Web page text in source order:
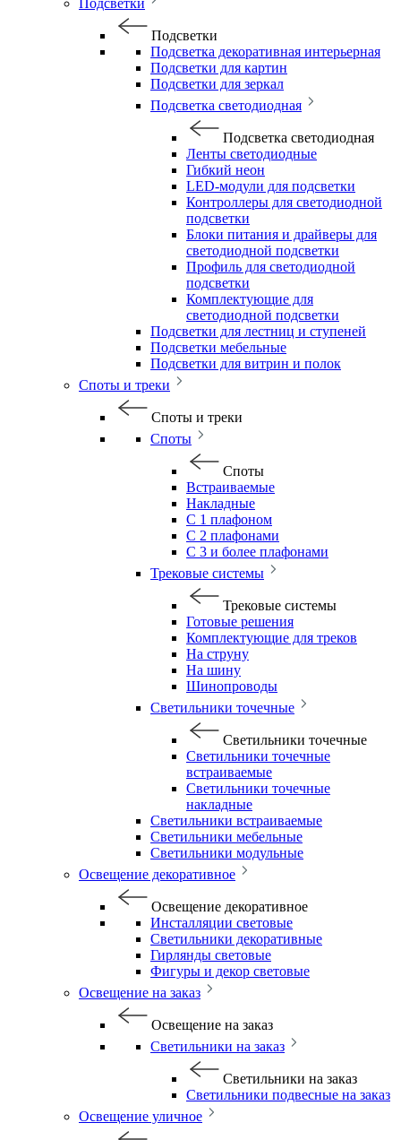
Подсветки
Подсветки
Подсветка декоративная интерьерная
Подсветки для картин
Подсветки для зеркал
Подсветка светодиодная
Подсветка светодиодная
Ленты светодиодные
Гибкий неон
LED-модули для подсветки
Контроллеры для светодиодной
подсветки
Блоки питания и драйверы для
светодиодной подсветки
Профиль для светодиодной
подсветки
Комплектующие для
светодиодной подсветки
Подсветки для лестниц и ступеней
Подсветки мебельные
Подсветки для витрин и полок
Споты и треки
Споты и треки
Споты
Споты
Встраиваемые
Накладные
С 1 плафоном
С 2 плафонами
С 3 и более плафонами
Трековые системы
Трековые системы
Готовые решения
Комплектующие для треков
На струну
На шину
Шинопроводы
Светильники точечные
Светильники точечные
Светильники точечные
встраиваемые
Светильники точечные
накладные
Светильники встраиваемые
Светильники мебельные
Светильники модульные
Освещение декоративное
Освещение декоративное
Инсталляции световые
Светильники декоративные
Гирлянды световые
Фигуры и декор световые
Освещение на заказ
Освещение на заказ
Светильники на заказ
Светильники на заказ
Светильники подвесные на заказ
Освещение уличное